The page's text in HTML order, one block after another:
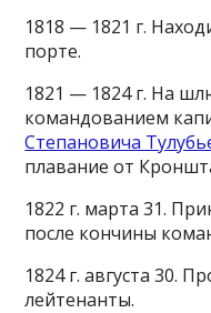
1818 — 1821 г.
порте.
1821 — 1824 г. На
командованием
Степановича
плавание от
1822 г. марта 31.
после кончины
1824 г. августа 30.
лейтенанты.